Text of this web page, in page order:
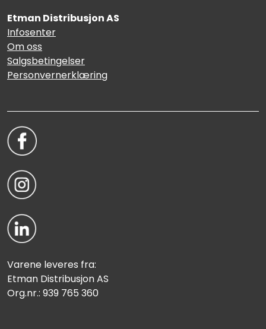
Etman Distribusjon AS
Infosenter
Om oss
Salgsbetingelser
Personvernerklæring
Varene leveres fra:
Etman Distribusjon AS
Org.nr.: 939 765 360